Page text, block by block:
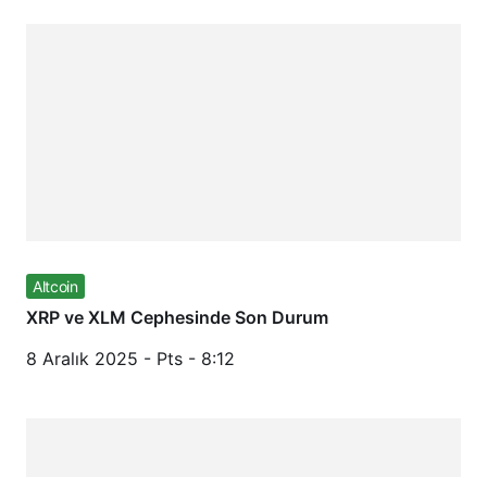
Altcoin
XRP ve XLM Cephesinde Son Durum
8 Aralık 2025 - Pts - 8:12